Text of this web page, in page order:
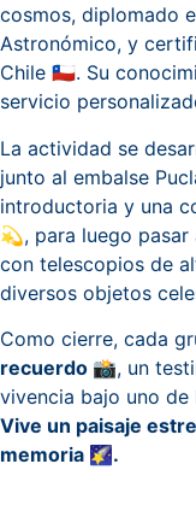
cosmos, diplomado
Astronómico, y
Chile 🇨🇱. Su
servicio
La actividad se
junto al embalse
introductoria y una
💫, para luego
con telescopios de
diversos objetos
Como cierre, cada
recuerdo 📸, un
vivencia bajo uno
Vive un paisaje
memoria 🌠.